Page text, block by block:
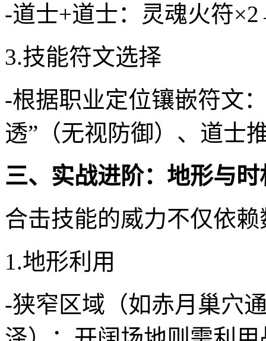
-道士+道士：灵魂火符
3.技能符文选择
-根据职业定位镶嵌符文
透”（无视防御）、道士
三、实战进阶：地形与
合击技能的威力不仅依
1.地形利用
-狭窄区域（如赤月巢穴